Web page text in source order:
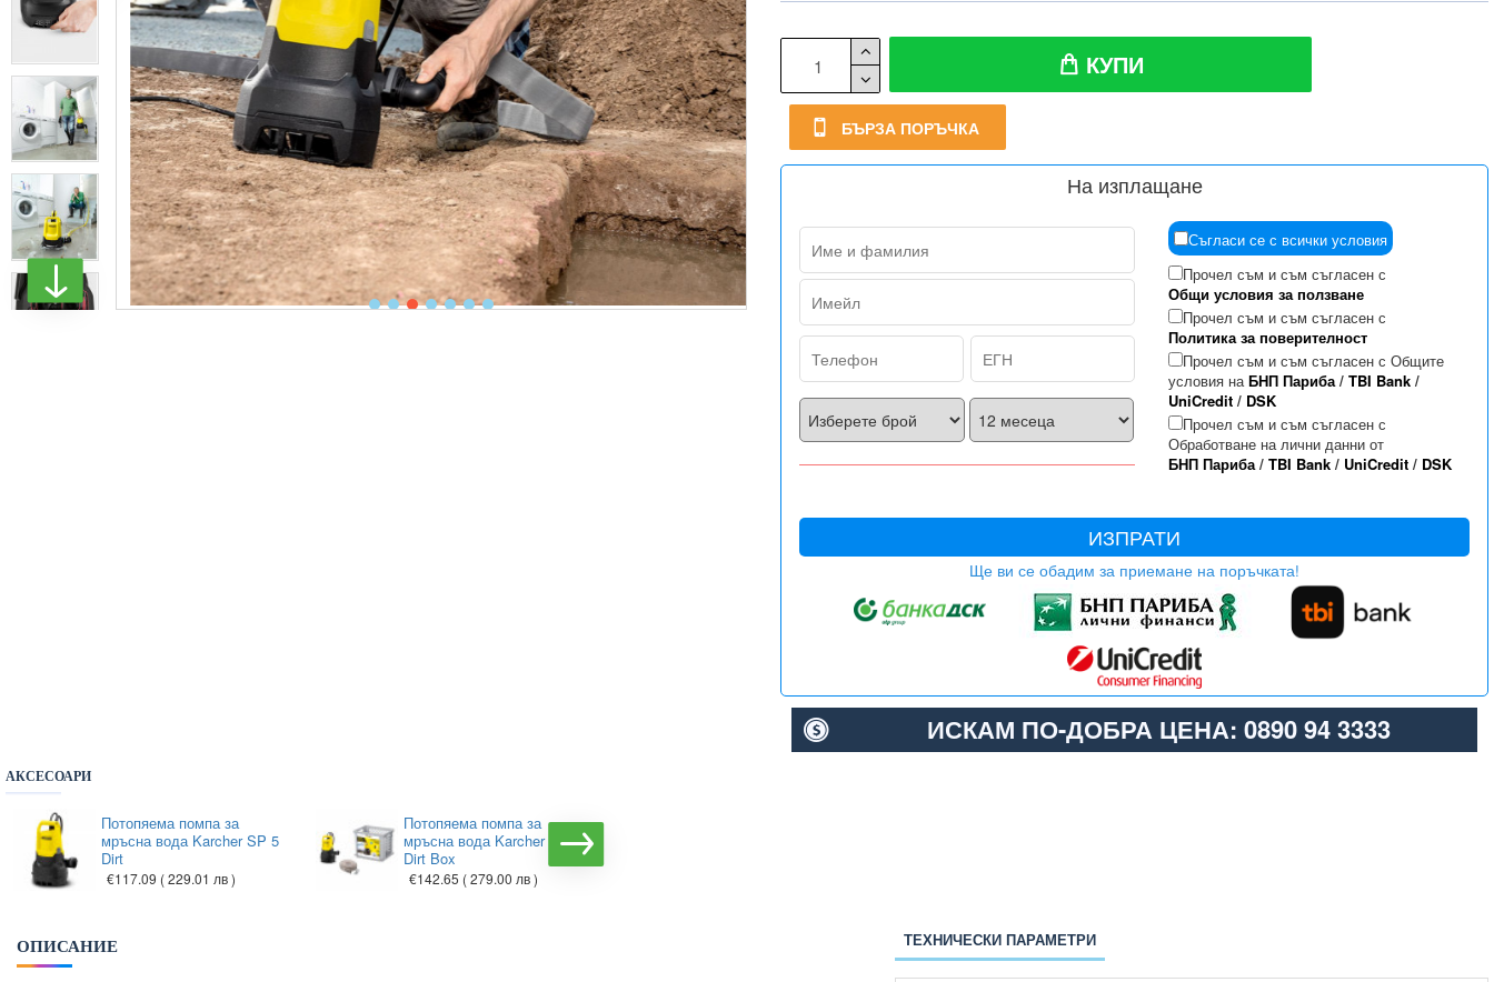
КУПИ
БЪРЗА ПОРЪЧКА
На изплащане
Съгласи се с всички условия
Прочел съм и съм съгласен с
Общи условия за ползване
Прочел съм и съм съгласен с
Политика за поверителност
Прочел съм и съм съгласен с Общите
условия наБНП Париба/ TBI Bank/
UniCredit/ DSK
Прочел съм и съм съгласен с
Обработване на лични данни от
БНП Париба/ TBI Bank/ UniCredit/ DSK
ИЗПРАТИ
Ще ви се обадим за приемане на поръчката!
ИСКАМ ПО-ДОБРА ЦЕНА: 0890 94 3333
АКСЕСОАРИ
Потопяема помпа за
мръсна вода Karcher SP 5
Dirt
€117.09 ( 229.01 лв )
Потопяема помпа за
мръсна вода Karcher SP 5
Dirt Box
€142.65 ( 279.00 лв )
ОПИСАНИЕ ТЕХНИЧЕСКИ ПАРАМЕТРИ